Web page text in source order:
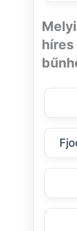
híres